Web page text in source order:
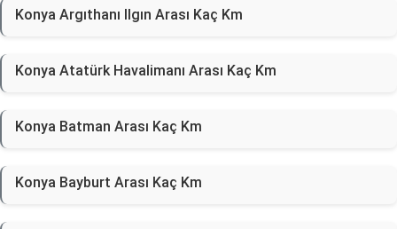
Konya Argıthanı Ilgın Arası Kaç Km
Konya Atatürk Havalimanı Arası Kaç Km
Konya Batman Arası Kaç Km
Konya Bayburt Arası Kaç Km